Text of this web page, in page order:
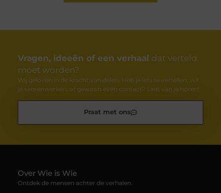
Vragen, ideeën of een verhaal dat verteld
moet worden?
Wij geloven in de kracht van delen. Heb je iets te vertellen, wil
je samenwerken, of gewoon even contact? Laat van je horen!
Praat met ons
Over Wie is Wie
Ontdek de mensen achter de verhalen.